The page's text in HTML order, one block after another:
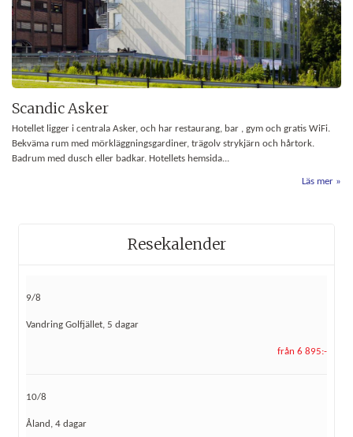
Scandic Asker
Hotellet ligger i centrala Asker, och har restaurang, bar , gym och gratis WiFi.
Bekväma rum med mörkläggningsgardiner, trägolv strykjärn och hårtork.
Badrum med dusch eller badkar. Hotellets hemsida...
Läs mer
Resekalender
9/8
Vandring Golfjället, 5 dagar
från 6 895:-
10/8
Åland, 4 dagar